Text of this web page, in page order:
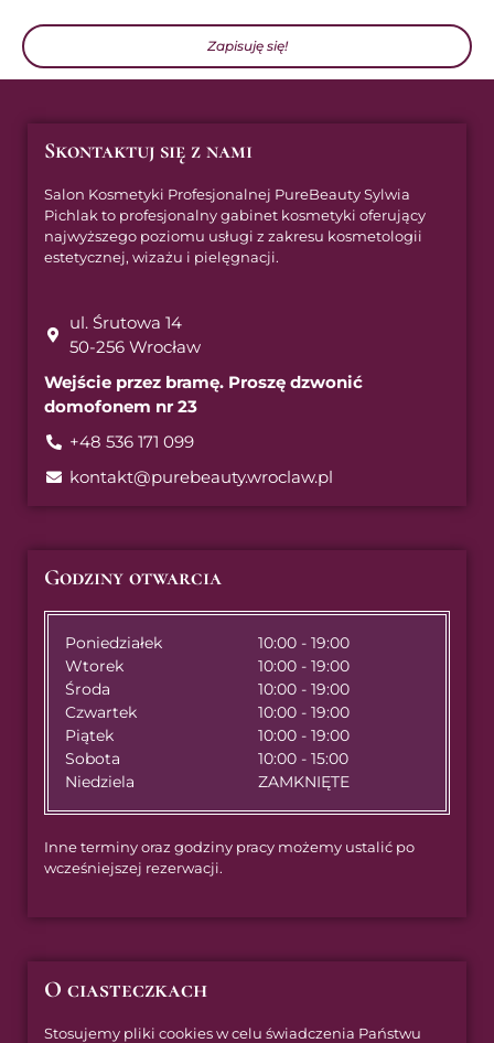
Zapisuję się!
Skontaktuj się z nami
Salon Kosmetyki Profesjonalnej PureBeauty Sylwia
Pichlak to profesjonalny gabinet kosmetyki oferujący
najwyższego poziomu usługi z zakresu kosmetologii
estetycznej, wizażu i pielęgnacji.
ul. Śrutowa 14
50-256 Wrocław
Wejście przez bramę. Proszę dzwonić
domofonem nr 23
+48 536 171 099
kontakt@purebeauty.wroclaw.pl
Godziny otwarcia
Poniedziałek
Wtorek
Środa
Czwartek
Piątek
Sobota
Niedziela
10:00 - 19:00
10:00 - 19:00
10:00 - 19:00
10:00 - 19:00
10:00 - 19:00
10:00 - 15:00
ZAMKNIĘTE
Inne terminy oraz godziny pracy możemy ustalić po
wcześniejszej rezerwacji.
O ciasteczkach
Stosujemy pliki cookies w celu świadczenia Państwu